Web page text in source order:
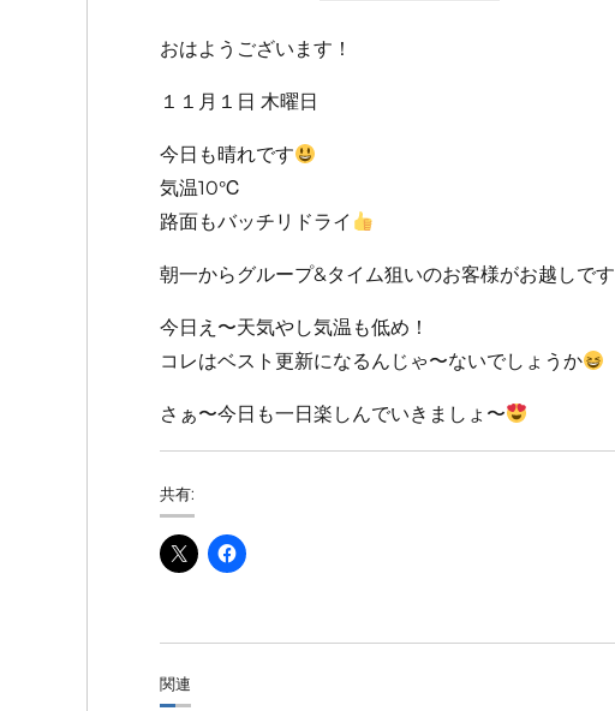
おはようございます！
１１月１日 木曜日
今日も晴れです
気温10℃
路面もバッチリドライ
朝一からグループ&タイム狙いのお客様がお越しです
今日え〜天気やし気温も低め！
コレはベスト更新になるんじゃ〜ないでしょうか
さぁ〜今日も一日楽しんでいきましょ〜
共有:
関連